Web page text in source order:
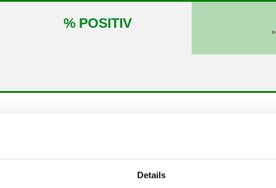
Details
% POSITIV
05.97-07.00 147
05.97-07.00